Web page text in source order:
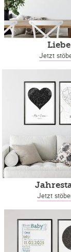
Liebe
Jetzt
Jetzt